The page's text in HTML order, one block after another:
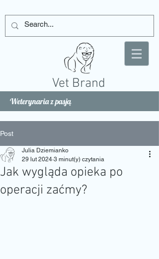
Vet Brand
Weterynaria z pasją
Post
Jak wygląda opieka po
operacji zaćmy?
Julia Dziemianko
29 lut 2024 3 minut(y) czytania